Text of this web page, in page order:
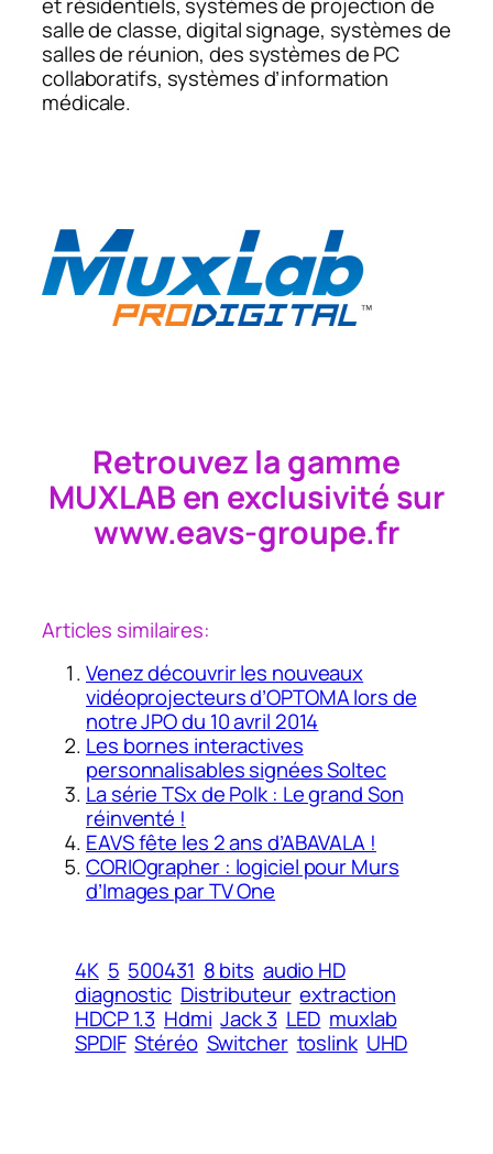
salle de classe, digital signage, systèmes de
salles de réunion, des systèmes de PC
collaboratifs, systèmes d’information
médicale.
Retrouvez la gamme
MUXLAB en exclusivité sur
www.eavs-groupe.fr
Articles similaires:
Venez découvrir les nouveaux
vidéoprojecteurs d’OPTOMA lors de
notre JPO du 10 avril 2014
Les bornes interactives
personnalisables signées Soltec
La série TSx de Polk : Le grand Son
réinventé !
EAVS fête les 2 ans d’ABAVALA !
CORIOgrapher : logiciel pour Murs
d’Images par TV One
4K 5 500431 8 bits audio HD
diagnostic Distributeur extraction
HDCP 1.3 Hdmi Jack 3 LED muxlab
SPDIF Stéréo Switcher toslink UHD